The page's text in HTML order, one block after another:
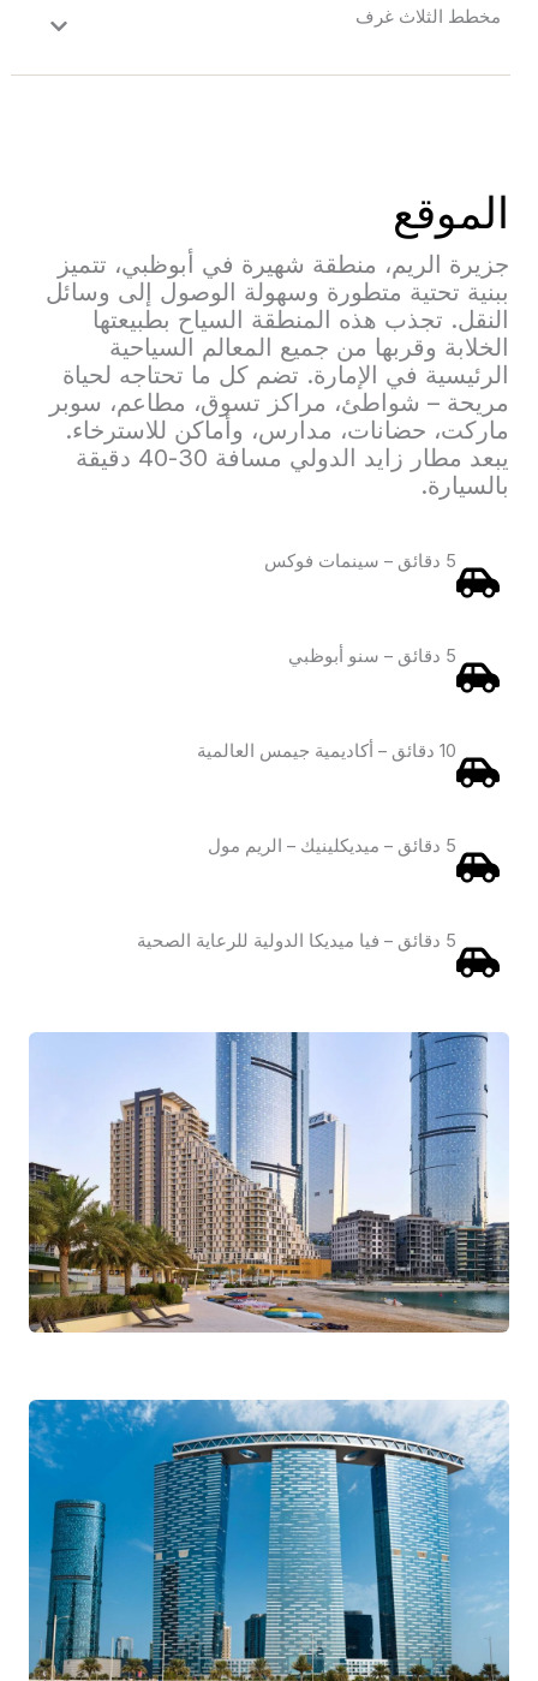
مخطط الثلاث غرف
الموقع
جزيرة الريم، منطقة شهيرة في أبوظبي، تتميز
ببنية تحتية متطورة وسهولة الوصول إلى وسائل
النقل. تجذب هذه المنطقة السياح بطبيعتها
الخلابة وقربها من جميع المعالم السياحية
الرئيسية في الإمارة. تضم كل ما تحتاجه لحياة
مريحة – شواطئ، مراكز تسوق، مطاعم، سوبر
ماركت، حضانات، مدارس، وأماكن للاسترخاء.
يبعد مطار زايد الدولي مسافة 30-40 دقيقة
بالسيارة.
5 دقائق – سينمات فوكس
5 دقائق – سنو أبوظبي
10 دقائق – أكاديمية جيمس العالمية
5 دقائق – ميديكلينيك – الريم مول
5 دقائق – فيا ميديكا الدولية للرعاية الصحية